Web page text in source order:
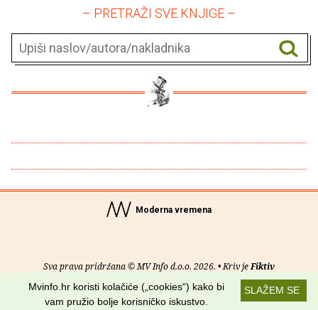
– PRETRAŽI SVE KNJIGE –
Moderna vremena
Sva prava pridržana © MV Info d.o.o. 2026. • Kriv jeFiktiv
O nama• Pomoć• Uvjeti korištenja•RSS kanaliSLAŽEM SE
Mvinfo.hr koristi kolačiće („cookies“) kako bi
vam pružio bolje korisničko iskustvo.